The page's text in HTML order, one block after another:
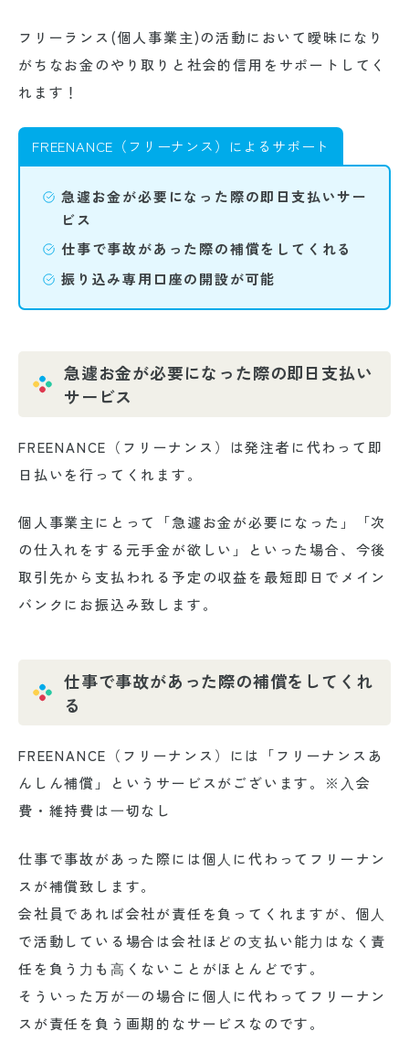
フリーランス(個人事業主)の活動において曖昧になり
がちなお金のやり取りと社会的信用をサポートしてく
れます！
FREENANCE（フリーナンス）によるサポート
急遽お金が必要になった際の即日支払いサー
ビス
仕事で事故があった際の補償をしてくれる
振り込み専用口座の開設が可能
急遽お金が必要になった際の即日支払い
サービス
FREENANCE（フリーナンス）は発注者に代わって即
日払いを行ってくれます。
個人事業主にとって「急遽お金が必要になった」「次
の仕入れをする元手金が欲しい」といった場合、今後
取引先から支払われる予定の収益を最短即日でメイン
バンクにお振込み致します。
仕事で事故があった際の補償をしてくれ
る
FREENANCE（フリーナンス）には「フリーナンスあ
んしん補償」というサービスがございます。 ※⼊会
費・維持費は⼀切なし
仕事で事故があった際には個⼈に代わってフリーナン
スが補償致します。
会社員であれば会社が責任を負ってくれますが、個⼈
で活動している場合は会社ほどの⽀払い能⼒はなく責
任を負う⼒も⾼くないことがほとんどです。
そういった万が⼀の場合に個⼈に代わってフリーナン
スが責任を負う画期的なサービスなのです。